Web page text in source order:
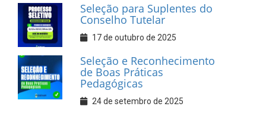
Seleção para Suplentes do
Conselho Tutelar
17 de outubro de 2025
Seleção e Reconhecimento
de Boas Práticas
Pedagógicas
24 de setembro de 2025